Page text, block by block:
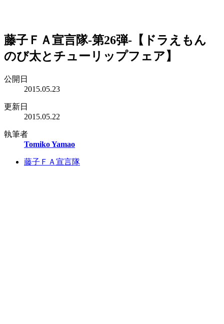
藤子ＦＡ宣言隊-第26弾-【ドラえもん
のび太とチューリップフェア】
公開日
2015.05.23
更新日
2015.05.22
執筆者
Tomiko Yamao
藤子ＦＡ宣言隊